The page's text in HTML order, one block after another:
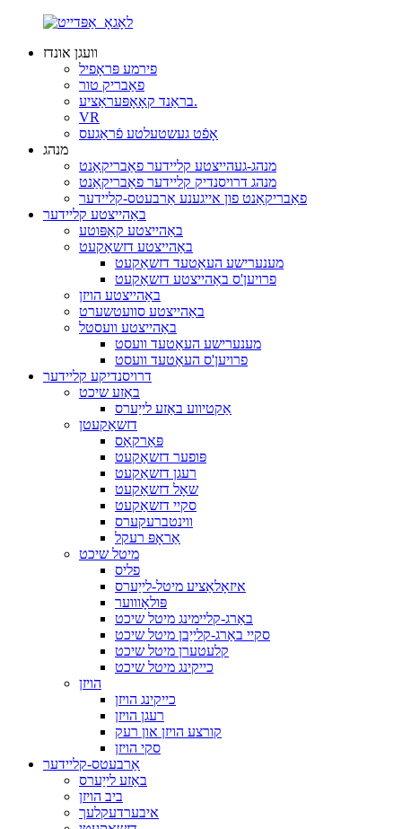
וועגן אונדז
פירמע פּראָפיל
פאַבריק טור
בראַנד קאָאָפּעראַציע.
VR
אָפֿט געשטעלטע פֿראַגעס
מנהג
מנהג-געהייצטע קליידער פאַבריקאַנט
מנהג דרויסנדיק קליידער פאַבריקאַנט
פאַבריקאַנט פון אייגענע אַרבעטס-קליידער
באַהייצטע קליידער
באַהייצטע קאַפּוטע
באַהייצטע דזשאַקעט
מענערישע העאַטעד דזשאַקעט
פרויען'ס באַהייצטע דזשאַקעט
באַהייצטע הויזן
באַהייצטע סוועטשערט
באַהייצטע וועסטל
מענערישע העאַטעד וועסט
פרויען'ס העאַטעד וועסט
דרויסנדיקע קליידער
באַזע שיכט
אַקטיווע באַזע לייַערס
דזשאַקעטן
פּאַרקאַס
פּופער דזשאַקעט
רעגן דזשאַקעט
שאָל דזשאַקעט
סקיי דזשאַקעט
ווינטברעקערס
אַראָפּ רעקל
מיטל שיכט
פליס
איזאָלאַציע מיטל-לייַערס
פּולאָוווער
באַרג-קליימינג מיטל שיכט
סקיי באַרג-קלייַבן מיטל שיכט
קלעטערן מיטל שיכט
כייקינג מיטל שיכט
הויזן
כייקינג הויזן
רעגן הויזן
קורצע הויזן און רעק
סקי הויזן
אַרבעטס-קליידער
באַזע לייַערס
ביב הויזן
איבערדעקלעך